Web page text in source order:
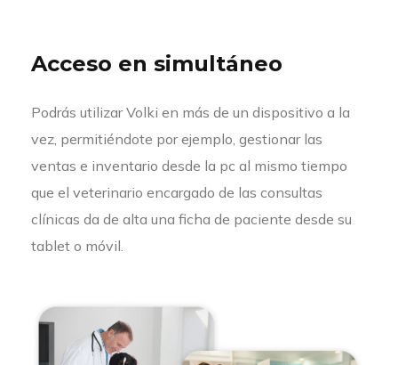
Acceso en simultáneo
Podrás utilizar Volki en más de un dispositivo a la
vez, permitiéndote por ejemplo, gestionar las
ventas e inventario desde la pc al mismo tiempo
que el veterinario encargado de las consultas
clínicas da de alta una ficha de paciente desde su
tablet o móvil.